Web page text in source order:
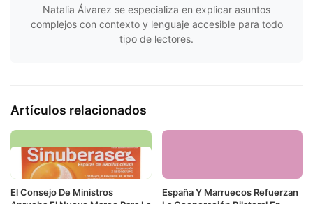
Natalia Álvarez se especializa en explicar asuntos
complejos con contexto y lenguaje accesible para todo
tipo de lectores.
Artículos relacionados
El Consejo De Ministros
España Y Marruecos Refuerzan